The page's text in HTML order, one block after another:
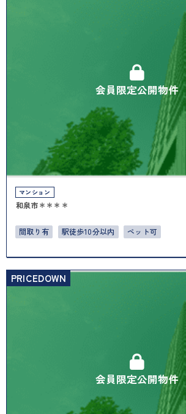
会員限定公開物件
マンション
和泉市＊＊＊＊
間取り有 駅徒歩10分以内 ペット可
会員限定公開物件
PRICEDOWN